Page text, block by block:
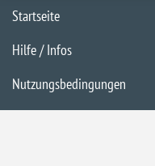
Startseite
Hilfe / Infos
Nutzungsbedingungen